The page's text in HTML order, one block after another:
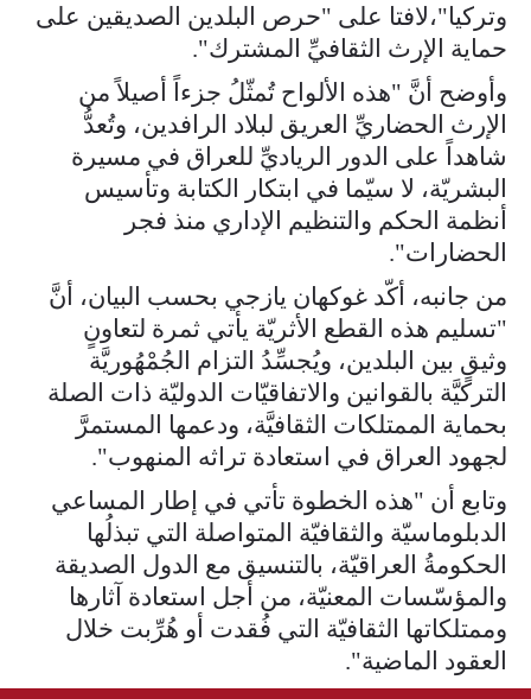
وتركيا"،لافتا على "حرص البلدين الصديقين على
حماية الإرث الثقافيِّ المشترك".
وأوضح أنَّ "هذه الألواح تُمثّلُ جزءاً أصيلاً من
الإرث الحضاريِّ العريق لبلاد الرافدين، وتُعدُّ
شاهداً على الدور الرياديِّ للعراق في مسيرة
البشريّة، لا سيّما في ابتكار الكتابة وتأسيس
أنظمة الحكم والتنظيم الإداري منذ فجر
الحضارات".
من جانبه، أكّد غوكهان يازجي بحسب البيان، أنَّ
"تسليم هذه القطع الأثريّة يأتي ثمرة لتعاونٍ
وثيقٍ بين البلدين، ويُجسِّدُ التزام الجُمْهُوريَّة
التركيَّة بالقوانين والاتفاقيّات الدوليّة ذات الصلة
بحماية الممتلكات الثقافيَّة، ودعمها المستمرَّ
لجهود العراق في استعادة تراثه المنهوب".
وتابع أن "هذه الخطوة تأتي في إطار المساعي
الدبلوماسيّة والثقافيّة المتواصلة التي تبذلُها
الحكومةُ العراقيّة، بالتنسيق مع الدول الصديقة
والمؤسّسات المعنيّة، من أجل استعادة آثارها
وممتلكاتها الثقافيّة التي فُقدت أو هُرِّبت خلال
العقود الماضية".